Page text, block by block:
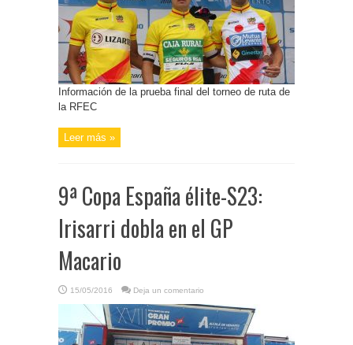
Información de la prueba final del torneo de ruta de
la RFEC
Leer más »
9ª Copa España élite-S23:
Irisarri dobla en el GP
Macario
15/05/2016 Deja un comentario